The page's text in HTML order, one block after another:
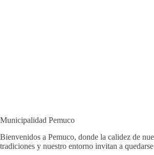
Municipalidad Pemuco
Bienvenidos a Pemuco, donde la calidez de
tradiciones y nuestro entorno invitan a